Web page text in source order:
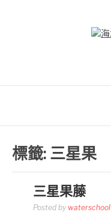
標籤: 三星果
三星果藤
Posted by waterschool